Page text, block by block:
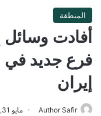
المنطقة
أفادت وسائل
فرع جديد في
إيران
Author Safir مايو 31, 2026